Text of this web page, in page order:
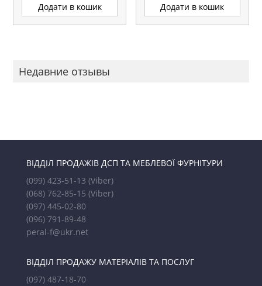
Додати в кошик Додати в кошик
Недавние отзывы
ВІДДІЛ ПРОДАЖІВ ДСП ТА МЕБЛЕВОЇ ФУРНІТУРИ
(099) 423-51-13 (Viber)
(068) 762-85-15 (Viber)
(097) 445-02-80
(096) 791-89-48
peral-f@ukr.net
ВІДДІЛ ПРОДАЖУ МАТЕРІАЛІВ ТА ПОСЛУГ
(097) 487-18-70